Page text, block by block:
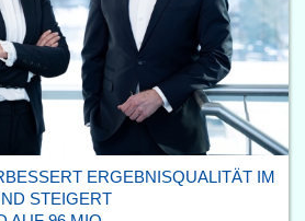
ERGEBNISQUALITÄT IM
STEIGERT